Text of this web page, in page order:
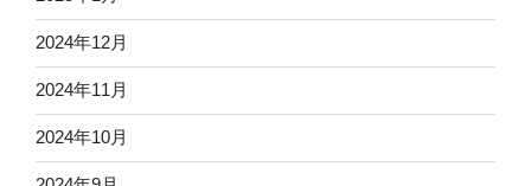
2024年12月
2024年11月
2024年10月